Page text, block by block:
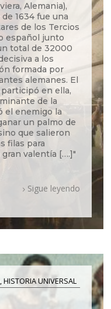
Alemania),
1634 fue una
de los Tercios
español junto
total de 32000
a los
formada por
alemanes. El
en ella,
de la
el enemigo la
un palmo de
que salieron
filas para
valentía [….]"
Sigue leyendo
,HISTORIA UNIVERSAL